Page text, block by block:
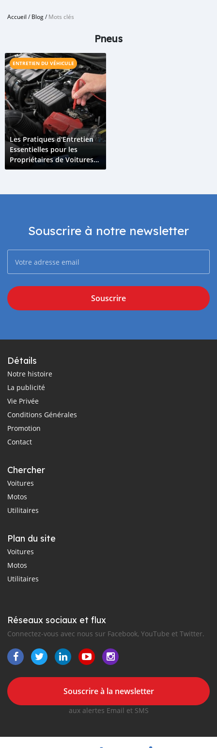
Accueil /Blog/Mots clés
Pneus
ENTRETIEN DU VÉHICULE
Les Pratiques d'Entretien
Essentielles pour les
Propriétaires de Voitures
Hybrides aux Comores
Souscrire à notre newsletter
Souscrire
Détails
Notre histoire
La publicité
Vie Privée
Conditions Générales
Promotion
Contact
Chercher
Voitures
Motos
Utilitaires
Plan du site
Voitures
Motos
Utilitaires
Réseaux sociaux et flux
Connectez-vous avec nous sur Facebook, YouTube et Twitter.
Souscrire à la newsletter
aux alertes Email et SMS